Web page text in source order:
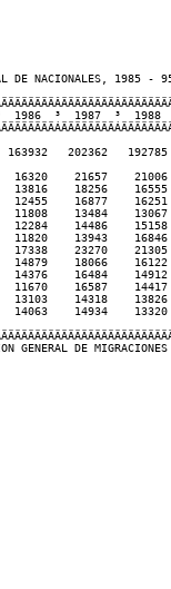
DE NACIONALES, 1985 -
³  1987  ³  1988
163932   202362
16320    21657
13816    18256
12455    16877
13484    13067
14486
13943
23270    21305
14879    18066
14376    16484
11670    16587
13103    14318
14063    14934
GENERAL DE